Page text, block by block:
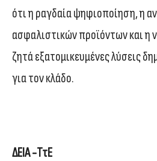
ότι η ραγδαία ψηφιοποίηση, η
ασφαλιστικών προϊόντων και η
ζητά εξατομικευμένες λύσεις
για τον κλάδο.
ΔΕΙΑ -ΤτΕ